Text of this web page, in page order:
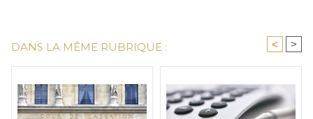
DANS LA MÊME RUBRIQUE : < >